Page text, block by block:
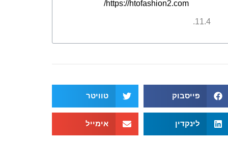
https://htofashion2.com/
פייסבוק טוויטר
לינקדין אימייל